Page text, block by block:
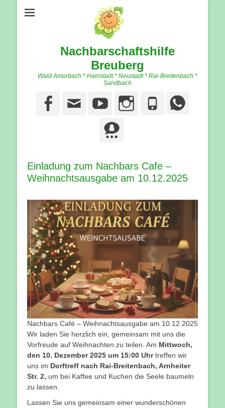
Nachbarschaftshilfe
Breuberg
Wald Amorbach * Hainstadt * Neustadt * Rai-Breitenbach *
Sandbach
Facebook
EmailYouTube
Instagram
Phone
Einladung zum Nachbars Cafe –
Weihnachtsausgabe am 10.12.2025
Nachbars Café – Weihnachtsausgabe am 10.12.2025
Wir laden Sie herzlich ein, gemeinsam mit uns die
Vorfreude auf Weihnachten zu teilen. Am Mittwoch,
den 10. Dezember 2025 um 15:00 Uhrtreffen wir
uns im Dorftreff nach Rai-Breitenbach, Arnheiter
Str. 2, um bei Kaffee und Kuchen die Seele baumeln
zu lassen.
Lassen Sie uns gemeinsam einer wunderschönen